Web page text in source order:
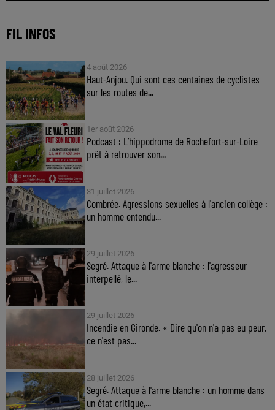
FIL INFOS
4 août 2026
Haut-Anjou. Qui sont ces centaines de cyclistes
sur les routes de...
1er août 2026
Podcast : L’hippodrome de Rochefort-sur-Loire
prêt à retrouver son...
31 juillet 2026
Combrée. Agressions sexuelles à l'ancien collège :
un homme entendu...
29 juillet 2026
Segré. Attaque à l'arme blanche : l'agresseur
interpellé, le...
29 juillet 2026
Incendie en Gironde. « Dire qu'on n'a pas eu peur,
ce n'est pas...
28 juillet 2026
Segré. Attaque à l'arme blanche : un homme dans
un état critique,...